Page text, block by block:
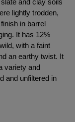
and clay soils
lightly trodden,
in barrel
It has 12%
with a faint
an earthy twist. It
variety and
and unfiltered in